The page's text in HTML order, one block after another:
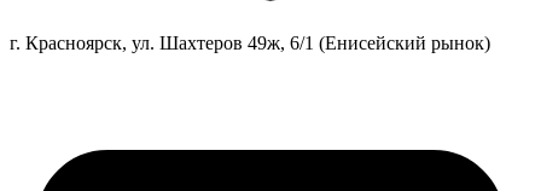
г. Красноярск, ул. Шахтеров 49ж, 6/1 (Енисейский рынок)